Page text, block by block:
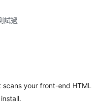
試過
your front-end HTML